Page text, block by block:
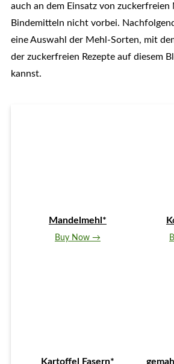
auch an dem Einsatz von zuckerfreien
Bindemitteln nicht vorbei.
eine Auswahl der Mehl-Sorten, mit
der zuckerfreien Rezepte auf diesem
kannst.
Mandelmehl*
Buy Now →
Kartoffel Fasern*